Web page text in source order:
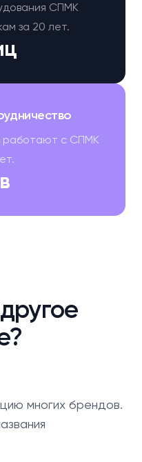
СПМК
за 20 лет.
работают с СПМК
многих брендов.